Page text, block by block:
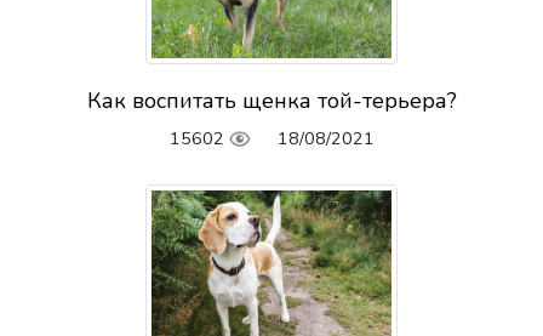
Как воспитать щенка той-терьера?
15602 18/08/2021